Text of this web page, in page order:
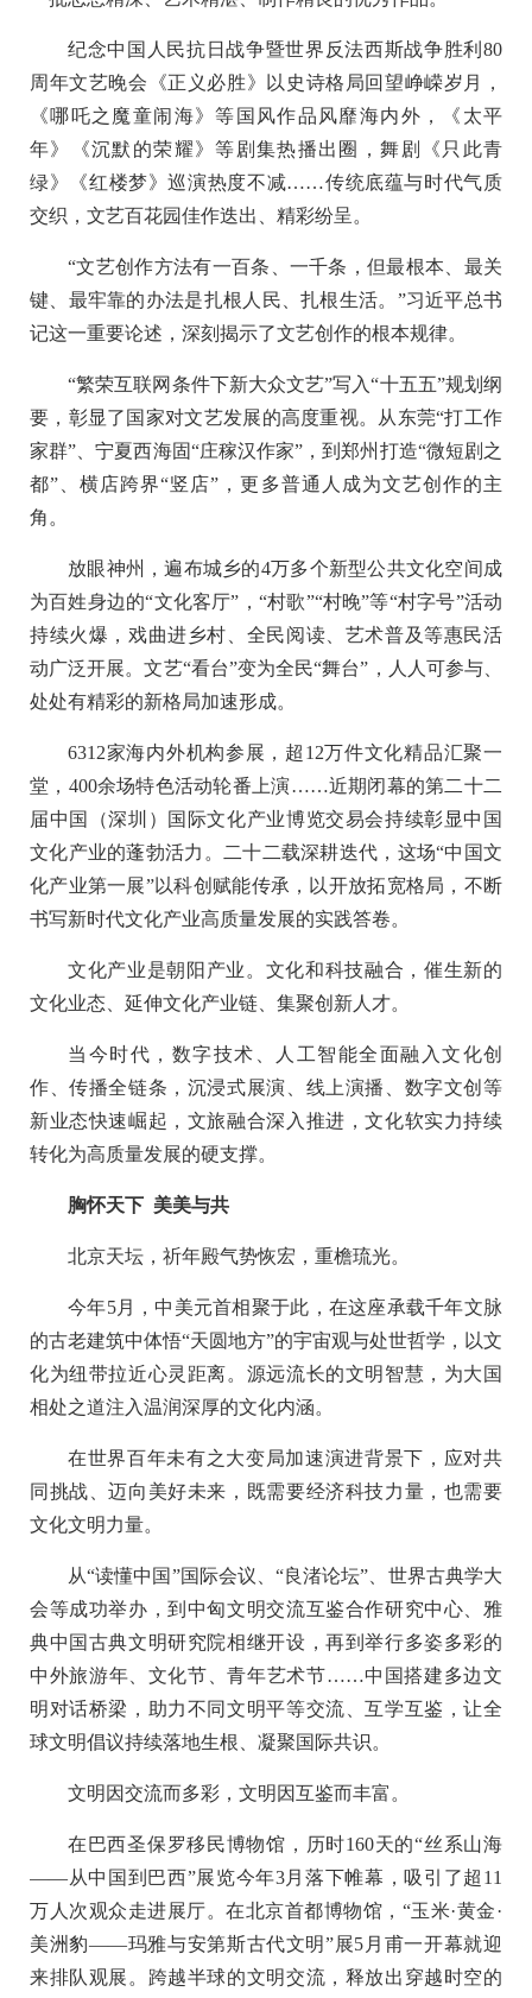
纪念中国人民抗日战争暨世界反法西斯战争胜利80
周年文艺晚会《正义必胜》以史诗格局回望峥嵘岁月，
《哪吒之魔童闹海》等国风作品风靡海内外，《太平
年》《沉默的荣耀》等剧集热播出圈，舞剧《只此青
绿》《红楼梦》巡演热度不减……传统底蕴与时代气质
交织，文艺百花园佳作迭出、精彩纷呈。
“文艺创作方法有一百条、一千条，但最根本、最关
键、最牢靠的办法是扎根人民、扎根生活。”习近平总书
记这一重要论述，深刻揭示了文艺创作的根本规律。
“繁荣互联网条件下新大众文艺”写入“十五五”规划纲
要，彰显了国家对文艺发展的高度重视。从东莞“打工作
家群”、宁夏西海固“庄稼汉作家”，到郑州打造“微短剧之
都”、横店跨界“竖店”，更多普通人成为文艺创作的主
角。
放眼神州，遍布城乡的4万多个新型公共文化空间成
为百姓身边的“文化客厅”，“村歌”“村晚”等“村字号”活动
持续火爆，戏曲进乡村、全民阅读、艺术普及等惠民活
动广泛开展。文艺“看台”变为全民“舞台”，人人可参与、
处处有精彩的新格局加速形成。
6312家海内外机构参展，超12万件文化精品汇聚一
堂，400余场特色活动轮番上演……近期闭幕的第二十二
届中国（深圳）国际文化产业博览交易会持续彰显中国
文化产业的蓬勃活力。二十二载深耕迭代，这场“中国文
化产业第一展”以科创赋能传承，以开放拓宽格局，不断
书写新时代文化产业高质量发展的实践答卷。
文化产业是朝阳产业。文化和科技融合，催生新的
文化业态、延伸文化产业链、集聚创新人才。
当今时代，数字技术、人工智能全面融入文化创
作、传播全链条，沉浸式展演、线上演播、数字文创等
新业态快速崛起，文旅融合深入推进，文化软实力持续
转化为高质量发展的硬支撑。
胸怀天下 美美与共
北京天坛，祈年殿气势恢宏，重檐琉光。
今年5月，中美元首相聚于此，在这座承载千年文脉
的古老建筑中体悟“天圆地方”的宇宙观与处世哲学，以文
化为纽带拉近心灵距离。源远流长的文明智慧，为大国
相处之道注入温润深厚的文化内涵。
在世界百年未有之大变局加速演进背景下，应对共
同挑战、迈向美好未来，既需要经济科技力量，也需要
文化文明力量。
从“读懂中国”国际会议、“良渚论坛”、世界古典学大
会等成功举办，到中匈文明交流互鉴合作研究中心、雅
典中国古典文明研究院相继开设，再到举行多姿多彩的
中外旅游年、文化节、青年艺术节……中国搭建多边文
明对话桥梁，助力不同文明平等交流、互学互鉴，让全
球文明倡议持续落地生根、凝聚国际共识。
文明因交流而多彩，文明因互鉴而丰富。
在巴西圣保罗移民博物馆，历时160天的“丝系山海
——从中国到巴西”展览今年3月落下帷幕，吸引了超11
万人次观众走进展厅。在北京首都博物馆，“玉米·黄金·
美洲豹——玛雅与安第斯古代文明”展5月甫一开幕就迎
来排队观展。跨越半球的文明交流，释放出穿越时空的